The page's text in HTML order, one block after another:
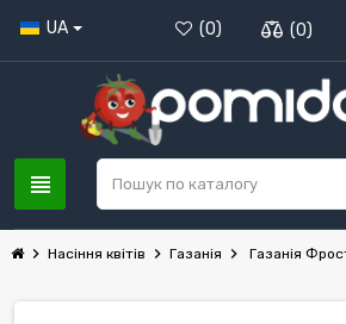
UA (0) (0)
view_headline
chevron_right Насіння квітів chevron_right Газанія chevron_right Газанія